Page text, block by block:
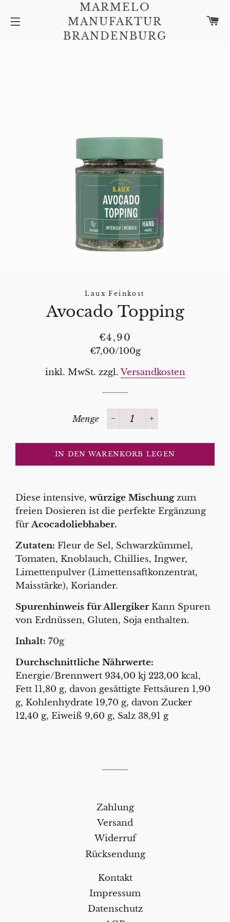
SEITENNAVIGATION
MARMELO
MANUFAKTUR
BRANDENBURG
Laux Feinkost
Avocado Topping
Normaler
Preis
Sonderpreis
€4,90
Stückpreis
€7,00/pro
100g
inkl. MwSt. zzgl.Versandkosten
Menge
−
+
IN DEN WARENKORB LEGEN
Diese intensive, würzige Mischungzum
freien Dosieren ist die perfekte Ergänzung
fürAcocadoliebhaber.
Zutaten: Fleur de Sel, Schwarzkümmel,
Tomaten, Knoblauch, Chillies, Ingwer,
Limettenpulver (Limettensaftkonzentrat,
Maisstärke), Koriander.
Spurenhinweis für AllergikerKann Spuren
von Erdnüssen, Gluten, Soja enthalten.
Inhalt: 70g
Durchschnittliche Nährwerte:
Energie/Brennwert 934,00 kj 223,00 kcal,
Fett 11,80 g, davon gesättigte Fettsäuren 1,90
g, Kohlenhydrate 19,70 g, davon Zucker
12,40 g, Eiweiß 9,60 g, Salz 38,91 g
Zahlung
Versand
Widerruf
Rücksendung
Kontakt
Impressum
Datenschutz